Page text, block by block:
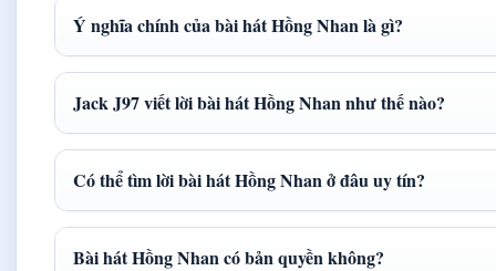
Ý nghĩa chính của bài hát Hồng Nhan là gì?
Jack J97 viết lời bài hát Hồng Nhan như thế nào?
Có thể tìm lời bài hát Hồng Nhan ở đâu uy tín?
Bài hát Hồng Nhan có bản quyền không?